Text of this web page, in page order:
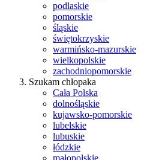
podlaskie
pomorskie
śląskie
świętokrzyskie
warmińsko-mazurskie
wielkopolskie
zachodniopomorskie
Szukam chłopaka
Cała Polska
dolnośląskie
kujawsko-pomorskie
lubelskie
lubuskie
łódzkie
małopolskie